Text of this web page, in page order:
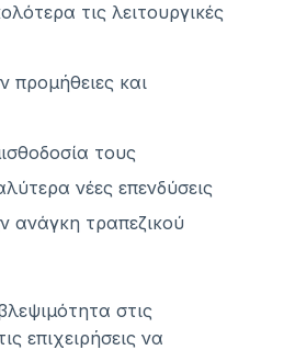
τις λειτουργικές
προμήθειες και
τους
νέες επενδύσεις
ανάγκη τραπεζικού
στις
επιχειρήσεις να